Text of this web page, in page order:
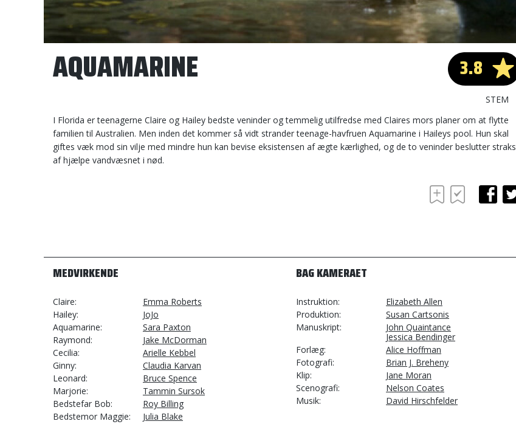
3.8
STEM
AQUAMARINE
I Florida er teenagerne Claire og Hailey bedste veninder og temmelig utilfredse med Claires mors planer om at flytte
familien til Australien. Men inden det kommer så vidt strander teenage-havfruen Aquamarine i Haileys pool. Hun skal
giftes væk mod sin vilje med mindre hun kan bevise eksistensen af ægte kærlighed, og de to veninder beslutter straks
af hjælpe vandvæsnet i nød.
MEDVIRKENDE
Claire
Emma Roberts
Hailey
JoJo
Aquamarine
Sara Paxton
Raymond
Jake McDorman
Cecilia
Arielle Kebbel
Ginny
Claudia Karvan
Leonard
Bruce Spence
Marjorie
Tammin Sursok
Bedstefar Bob
Roy Billing
Bedstemor Maggie
Julia Blake
BAG KAMERAET
Instruktion
Elizabeth Allen
Produktion
Susan Cartsonis
Manuskript
John Quaintance
Jessica Bendinger
Forlæg
Alice Hoffman
Fotografi
Brian J. Breheny
Klip
Jane Moran
Scenografi
Nelson Coates
Musik
David Hirschfelder